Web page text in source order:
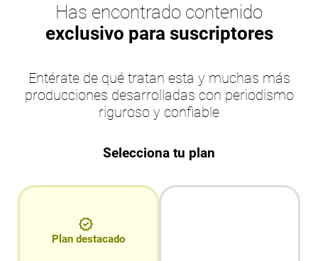
Has encontrado contenido
exclusivo para suscriptores
Entérate de qué tratan esta y muchas más
producciones desarrolladas con periodismo
riguroso y confiable
Selecciona tu plan
Plan destacado